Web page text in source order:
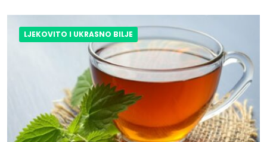
LJEKOVITO I UKRASNO BILJE